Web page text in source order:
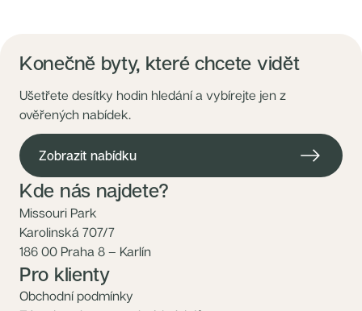
Konečně byty, které chcete vidět
Ušetřete desítky hodin hledání a vybírejte jen z
ověřených nabídek.
Zobrazit nabídku
Kde nás najdete?
Missouri Park
Karolinská 707/7
186 00 Praha 8 – Karlín
Pro klienty
Obchodní podmínky